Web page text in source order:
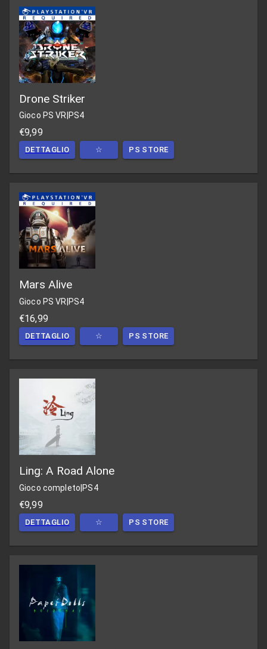
Drone Striker
Gioco PS VR PS4
€9,99
DETTAGLIO ☆ PS STORE
Mars Alive
Gioco PS VR PS4
€16,99
DETTAGLIO ☆ PS STORE
Ling: A Road Alone
Gioco completo PS4
€9,99
DETTAGLIO ☆ PS STORE